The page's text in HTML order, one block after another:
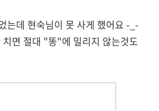
는데 현숙님이 못 사게 했어요 -_-
면 절대 "똥"에 밀리지 않는것도